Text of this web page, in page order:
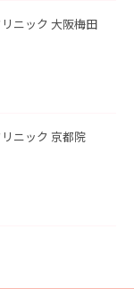
ニック 大阪梅田
ニック 京都院